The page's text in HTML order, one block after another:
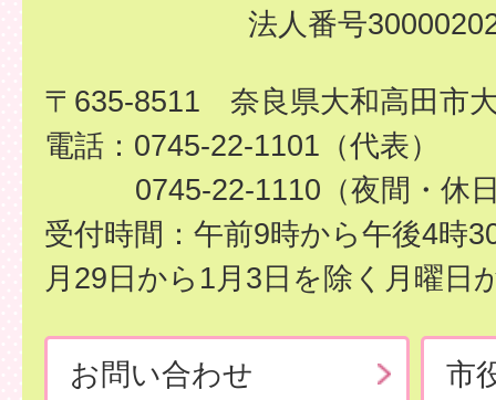
法人番号
〒635-8511 奈良県大和高田市
電話：0745-22-1101（代表）
0745-22-1110（夜間・休
受付時間：午前9時から午後4時
月29日から1月3日を除く月曜日
お問い合わせ 市